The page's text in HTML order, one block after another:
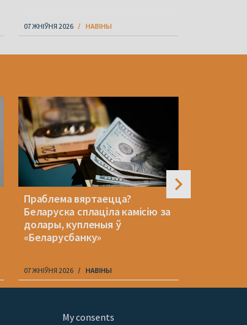
07 ЖНІЎНЯ 2026 НАВІНЫ
Праблема вяртаецца?
Беларуска сплаціла камісію за
долары, купленыя ў
«Беларусбанку»
07 ЖНІЎНЯ 2026 НАВІНЫ
My consents